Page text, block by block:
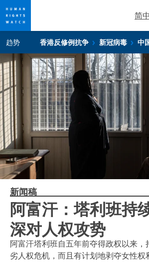
Skip
to
cookie
privacy
notice
Skip
to
main
content
简中
趋势 香港反修例抗争 新冠病毒 中
新闻稿
阿富汗：塔利班持
深对人权攻势
阿富汗塔利班自五年前夺得政权以来，
劣人权危机，而且有计划地剥夺女性权